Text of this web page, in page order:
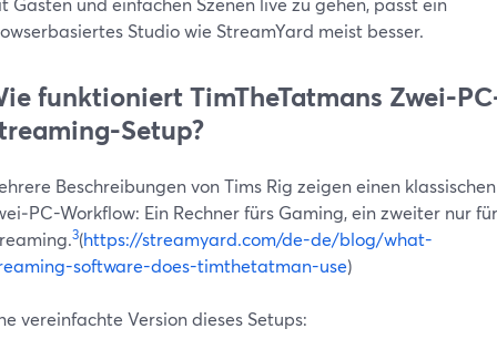
Studio wie StreamYard meist besser.
funktioniert TimTheTatmans
Setup?
Beschreibungen von Tims Rig zeigen einen klassischen
Workflow: Ein Rechner fürs Gaming, ein zweiter nur
3(https://streamyard.com/de-de/blog/what-
software-does-timthetatman-use)
vereinfachte Version dieses Setups: